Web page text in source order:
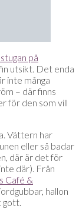
på
utsikt. Det enda
inte många
– där finns
för den som vill
Vättern har
eller så badar
där är det för
där). Från
Café &
hallon
gott.